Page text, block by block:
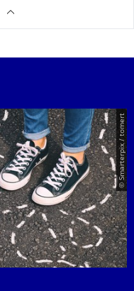
© Smarterpix / tomert